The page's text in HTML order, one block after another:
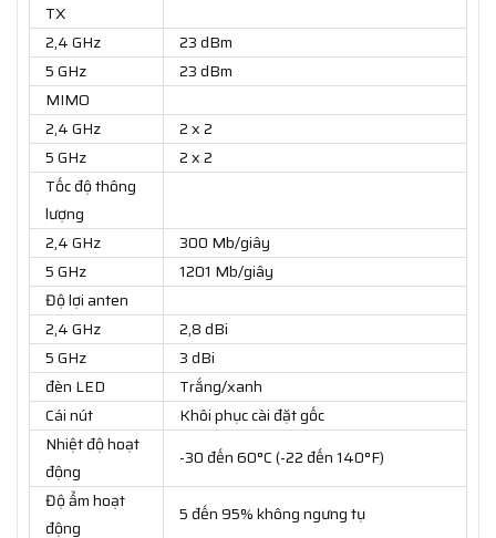
TX
2,4 GHz
23 dBm
5 GHz
23 dBm
MIMO
2,4 GHz
2 x 2
5 GHz
2 x 2
Tốc độ thông
lượng
2,4 GHz
300 Mb/giây
5 GHz
1201 Mb/giây
Độ lợi anten
2,4 GHz
2,8 dBi
5 GHz
3 dBi
đèn LED
Trắng/xanh
Cái nút
Khôi phục cài đặt gốc
Nhiệt độ hoạt
động
-30 đến 60°C (-22 đến 140°F)
Độ ẩm hoạt
động
5 đến 95% không ngưng tụ